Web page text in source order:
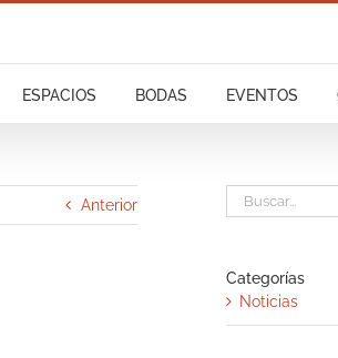
ESPACIOS BODAS EVENTOS
Anterior
Buscar:
Categorías
Noticias